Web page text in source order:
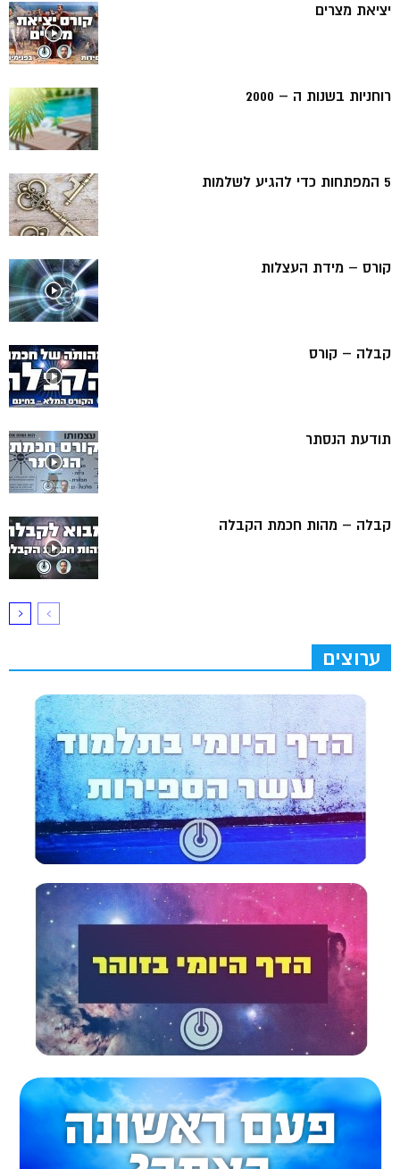
יציאת מצרים
רוחניות בשנות ה – 2000
5 המפתחות כדי להגיע לשלמות
קורס – מידת העצלות
קבלה – קורס
תודעת הנסתר
קבלה – מהות חכמת הקבלה
ערוצים